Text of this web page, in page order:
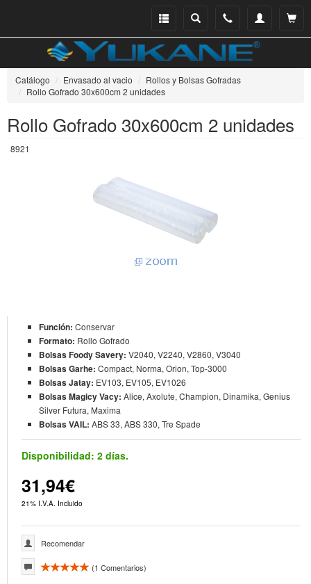
Ver
Mi
Teléfono
Buscar
Menu
Catálogo Envasado al vacio
Rollos y Bolsas Gofradas
Rollo Gofrado 30x600cm 2 unidades
Rollo Gofrado 30x600cm 2 unidades
8921
Función: Conservar
Formato: Rollo Gofrado
Bolsas Foody Savery: V2040, V2240, V2860, V3040
Bolsas Garhe: Compact, Norma, Orion, Top-3000
Bolsas Jatay: EV103, EV105, EV1026
Bolsas Magicy Vacy: Alice, Axolute, Champion, Dinamika, Genius
Silver Futura, Maxima
Bolsas VAIL: ABS 33, ABS 330, Tre Spade
Disponibilidad: 2 días.
31,94€
21% I.V.A. Incluido
Recomendar
(1 Comentarios)